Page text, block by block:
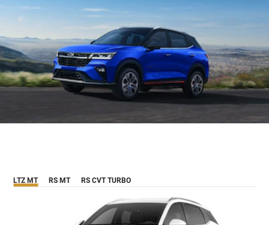
LTZ MT RS MT RS CVT TURBO